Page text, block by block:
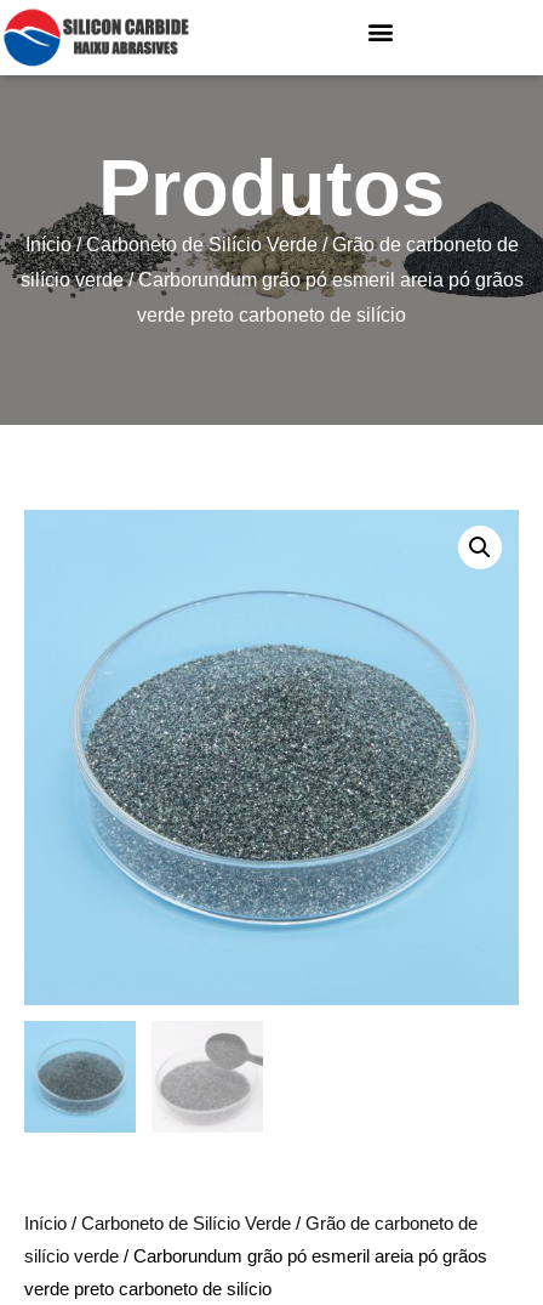
Produtos
Início/Carboneto de Silício Verde/Grão de carboneto de
silício verde/ Carborundum grão pó esmeril areia pó grãos
verde preto carboneto de silício
Início / Carboneto de Silício Verde / Grão de carboneto de
silício verde / Carborundum grão pó esmeril areia pó grãos
verde preto carboneto de silício